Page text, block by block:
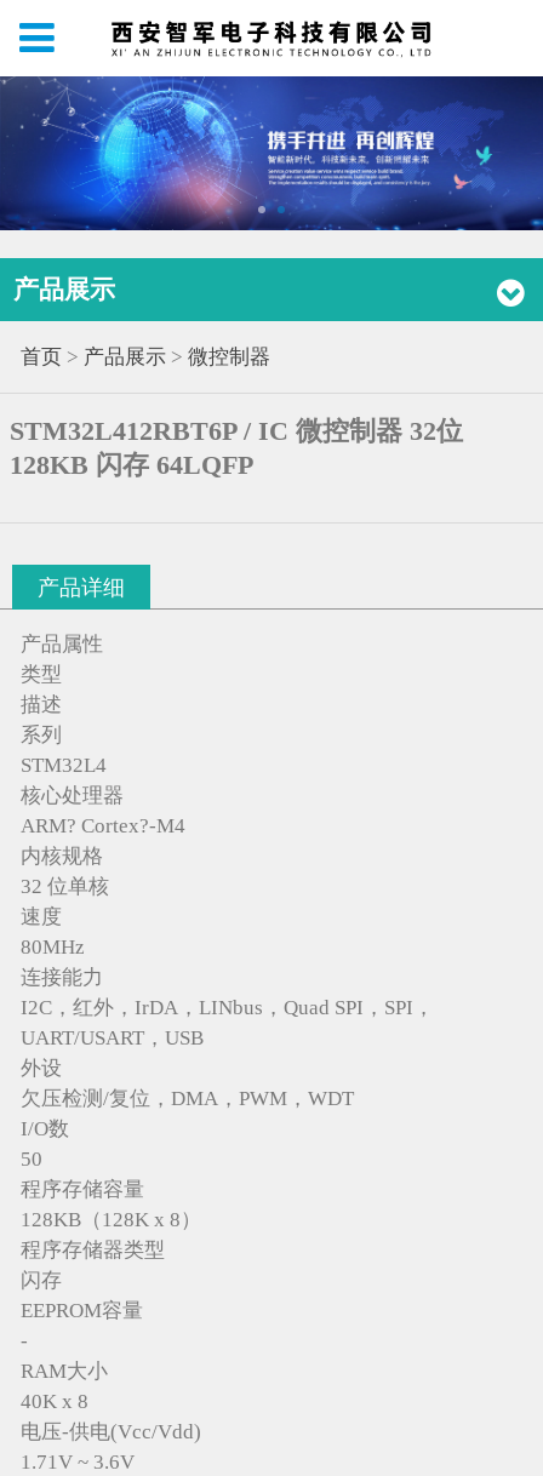
产品展示
首页> 产品展示> 微控制器
STM32L412RBT6P / IC 微控制器 32位
128KB 闪存 64LQFP
产品详细
产品属性
类型
描述
系列
STM32L4
核心处理器
ARM? Cortex?-M4
内核规格
32 位单核
速度
80MHz
连接能力
I2C，红外，IrDA，LINbus，Quad SPI，SPI，
UART/USART，USB
外设
欠压检测/复位，DMA，PWM，WDT
I/O数
50
程序存储容量
128KB（128K x 8）
程序存储器类型
闪存
EEPROM容量
-
RAM大小
40K x 8
电压-供电(Vcc/Vdd)
1.71V ~ 3.6V